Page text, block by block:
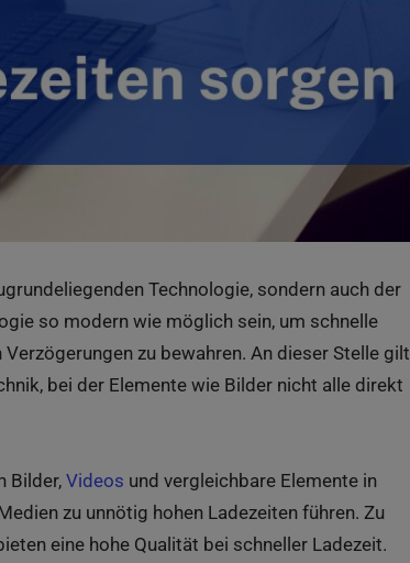
Technologie, sondern auch der
so modern wie möglich sein, um schnelle
zu bewahren. An dieser Stelle gilt
bei der Elemente wie Bilder nicht alle direkt
Bilder, Videos und vergleichbare Elemente in
zu unnötig hohen Ladezeiten führen. Zu
eine hohe Qualität bei schneller Ladezeit.